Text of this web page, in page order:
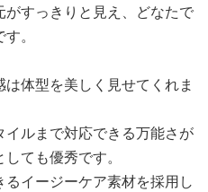
すっきりと見え、どなたで
。
体型を美しく見せてくれま
ルまで対応できる万能さが
ても優秀です。
イージーケア素材を採用し